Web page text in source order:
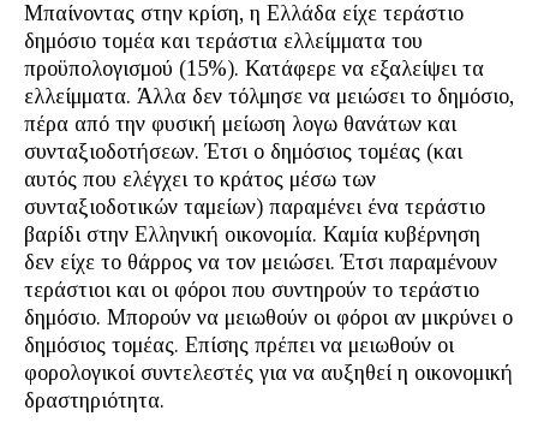
Μπαίνοντας στην κρίση, η Ελλάδα είχε τεράστιο
δημόσιο τομέα και τεράστια ελλείμματα του
προϋπολογισμού (15%). Κατάφερε να εξαλείψει τα
ελλείμματα. Άλλα δεν τόλμησε να μειώσει το δημόσιο,
πέρα από την φυσική μείωση λογω θανάτων και
συνταξιοδοτήσεων. Έτσι ο δημόσιος τομέας (και
αυτός που ελέγχει το κράτος μέσω των
συνταξιοδοτικών ταμείων) παραμένει ένα τεράστιο
βαρίδι στην Ελληνική οικονομία. Καμία κυβέρνηση
δεν είχε το θάρρος να τον μειώσει. Έτσι παραμένουν
τεράστιοι και οι φόροι που συντηρούν το τεράστιο
δημόσιο. Μπορούν να μειωθούν οι φόροι αν μικρύνει ο
δημόσιος τομέας. Επίσης πρέπει να μειωθούν οι
φορολογικοί συντελεστές για να αυξηθεί η οικονομική
δραστηριότητα.